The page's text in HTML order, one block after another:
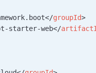
groupId>
starter-web</